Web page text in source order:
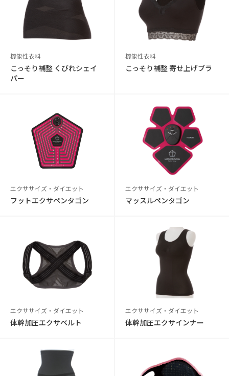
機能性衣料
こっそり補整 くびれシェイ
パー
機能性衣料
こっそり補整 寄せ上げブラ
エクササイズ・ダイエット
フットエクサペンタゴン
エクササイズ・ダイエット
マッスルペンタゴン
エクササイズ・ダイエット
体幹加圧エクサベルト
エクササイズ・ダイエット
体幹加圧エクサインナー